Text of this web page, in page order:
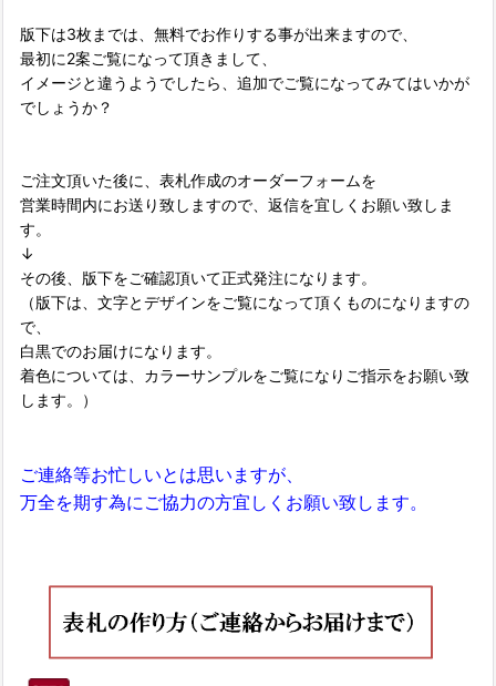
版下は3枚までは、無料でお作りする事が出来ますので、
最初に2案ご覧になって頂きまして、
イメージと違うようでしたら、追加でご覧になってみてはいかが
でしょうか？
ご注文頂いた後に、表札作成のオーダーフォームを
営業時間内にお送り致しますので、返信を宜しくお願い致しま
す。
↓
その後、版下をご確認頂いて正式発注になります。
（版下は、文字とデザインをご覧になって頂くものになりますの
で、
白黒でのお届けになります。
着色については、カラーサンプルをご覧になりご指示をお願い致
します。）
ご連絡等お忙しいとは思いますが、
万全を期す為にご協力の方宜しくお願い致します。